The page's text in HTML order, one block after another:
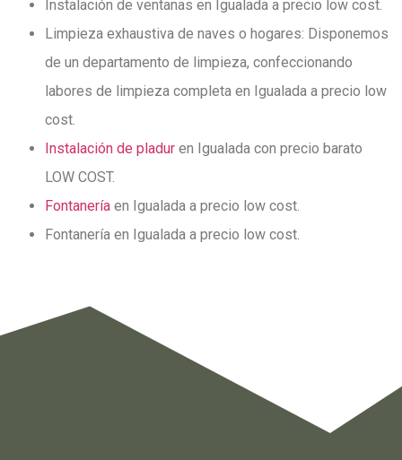
Instalación de ventanas en Igualada a precio low cost.
Limpieza exhaustiva de naves o hogares: Disponemos
de un departamento de limpieza, confeccionando
labores de limpieza completa en Igualada a precio low
cost.
Instalación de pladur en Igualada con precio barato
LOW COST.
Fontanería en Igualada a precio low cost.
Fontanería en Igualada a precio low cost.